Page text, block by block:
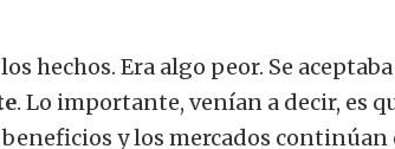
hechos. Era algo peor. Se
. Lo importante, venían a decir, es
y los mercados continúan